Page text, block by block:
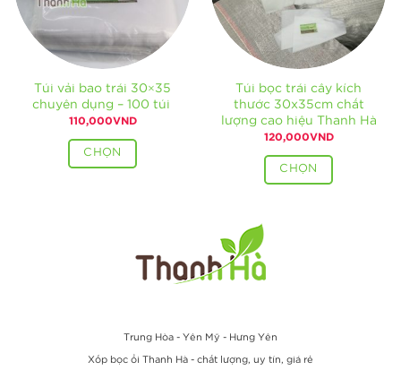
Túi vải bao trái 30×35
chuyên dụng – 100 túi
110,000VND
CHỌN
Túi bọc trái cây kích
thước 30x35cm chất
lượng cao hiệu Thanh Hà
120,000VND
CHỌN
Trung Hòa - Yên Mỹ - Hưng Yên
Xốp bọc ổi Thanh Hà - chất lượng, uy tín, giá rẻ